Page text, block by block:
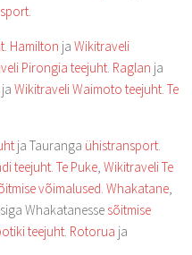
.
. Hamilton ja Wikitraveli
Pirongia teejuht. Raglan ja
ja Wikitraveli Waimoto teejuht. Te
ja Tauranga ühistransport.
teejuht. Te Puke, Wikitraveli Te
võimalused. Whakatane,
Whakatanesse sõitmise
teejuht. Rotorua ja